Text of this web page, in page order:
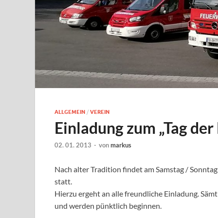
ALLGEMEIN / VEREIN
Einladung zum „Tag
02. 01. 2013 - vonmarkus
Nach alter Tradition findet am Samstag /
statt.
Hierzu ergeht an alle freundliche Einladung.
und werden pünktlich beginnen.